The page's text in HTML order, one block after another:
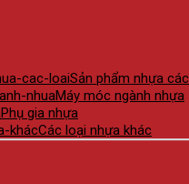
Sản phẩm nhựa
Máy móc ngành nhựa
Phụ gia nhựa
Các loại nhựa khác